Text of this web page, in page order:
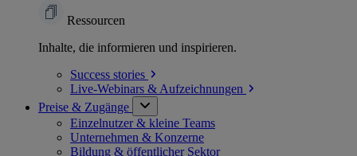
Ressourcen
Inhalte, die informieren und inspirieren.
Success stories
Live-Webinars & Aufzeichnungen
Preise & Zugänge
Einzelnutzer & kleine Teams
Unternehmen & Konzerne
Bildung & öffentlicher Sektor